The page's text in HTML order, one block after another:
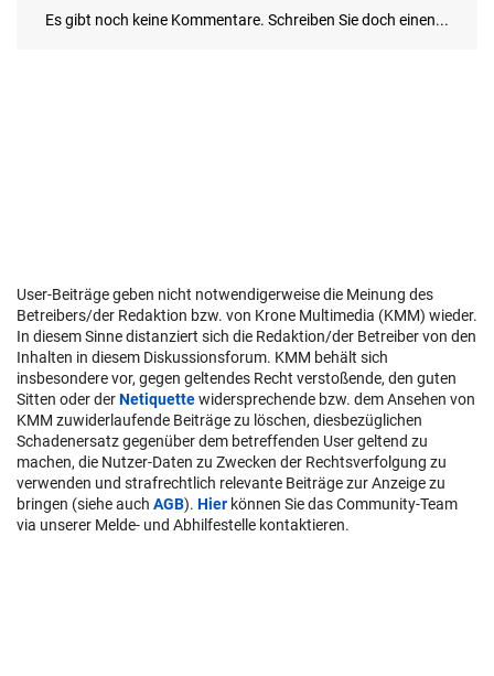
User-Beiträge geben nicht notwendigerweise die Meinung des
Betreibers/der Redaktion bzw. von Krone Multimedia (KMM) wieder.
In diesem Sinne distanziert sich die Redaktion/der Betreiber von den
Inhalten in diesem Diskussionsforum. KMM behält sich
insbesondere vor, gegen geltendes Recht verstoßende, den guten
Sitten oder derNetiquettewidersprechende bzw. dem Ansehen von
KMM zuwiderlaufende Beiträge zu löschen, diesbezüglichen
Schadenersatz gegenüber dem betreffenden User geltend zu
machen, die Nutzer-Daten zu Zwecken der Rechtsverfolgung zu
verwenden und strafrechtlich relevante Beiträge zur Anzeige zu
bringen (siehe auch AGB). Hier können Sie das Community-Team
via unserer Melde- und Abhilfestelle kontaktieren.